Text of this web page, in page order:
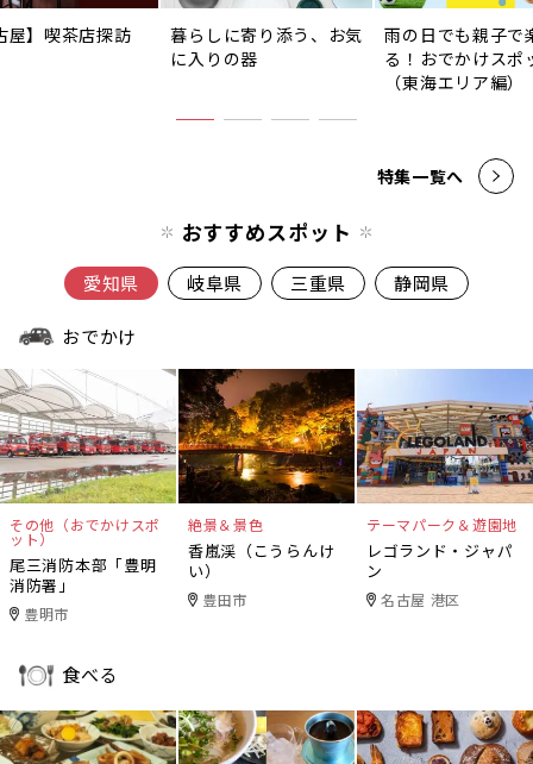
屋】喫茶店探訪
暮らしに寄り添う、お気
に入りの器
雨の日でも親子で
る！おでかけスポ
（東海エリア編）
特集一覧へ
おすすめスポット
愛知県 岐阜県 三重県 静岡県
おでかけ
その他（おでかけスポ
ット）
尾三消防本部「豊明
消防署」
豊明市
絶景＆景色
香嵐渓（こうらんけ
い）
豊田市
テーマパーク＆遊園地
レゴランド・ジャパ
ン
名古屋 港区
食べる